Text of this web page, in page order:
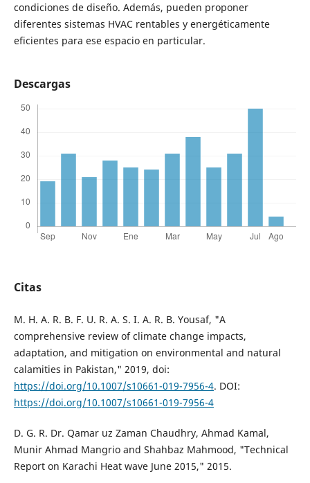
condiciones de diseño. Además, pueden proponer
diferentes sistemas HVAC rentables y energéticamente
eficientes para ese espacio en particular.
Descargas
Citas
M. H. A. R. B. F. U. R. A. S. I. A. R. B. Yousaf, "A
comprehensive review of climate change impacts,
adaptation, and mitigation on environmental and natural
calamities in Pakistan," 2019, doi:
https://doi.org/10.1007/s10661-019-7956-4. DOI:
https://doi.org/10.1007/s10661-019-7956-4
D. G. R. Dr. Qamar uz Zaman Chaudhry, Ahmad Kamal,
Munir Ahmad Mangrio and Shahbaz Mahmood, "Technical
Report on Karachi Heat wave June 2015," 2015.